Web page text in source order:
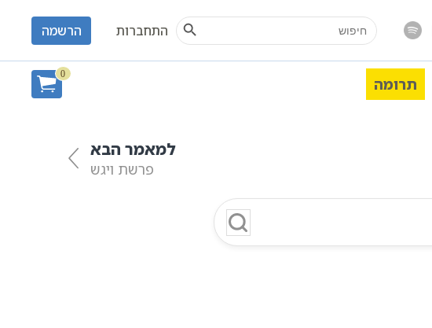
Search
for:
Search Button
התחברות הרשמה
תרומה
0
ויחי
למאמר הבא
פרשת ויגש